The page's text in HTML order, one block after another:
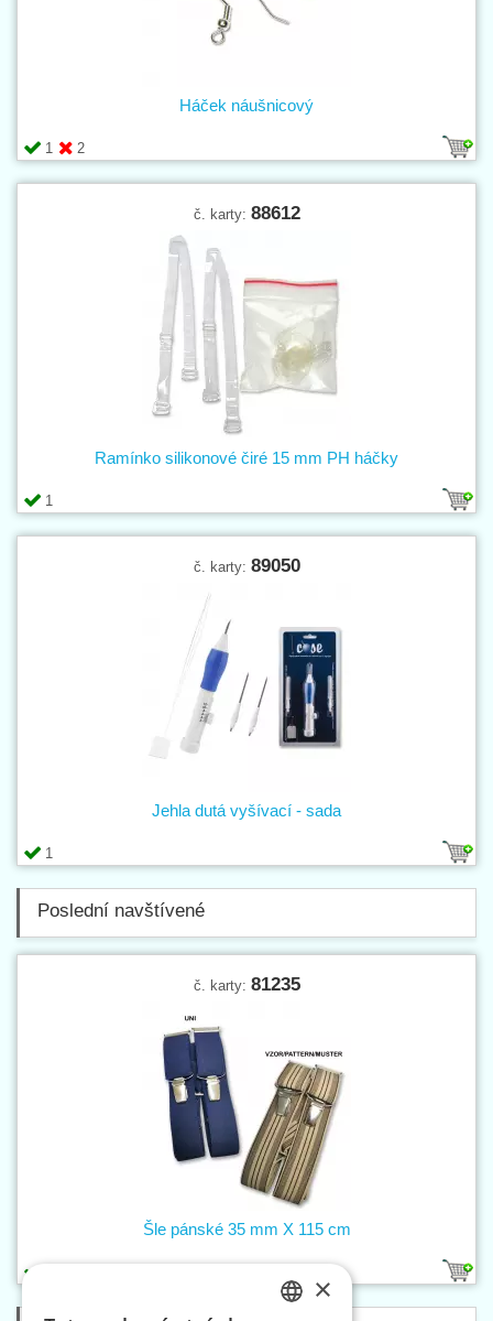
1 2
Háček náušnicový
č. karty: 88612
1
Ramínko silikonové čiré 15 mm PH háčky
č. karty: 89050
1
Jehla dutá vyšívací - sada
Poslední navštívené
č. karty: 81235
Šle pánské 35 mm X 115 cm
×